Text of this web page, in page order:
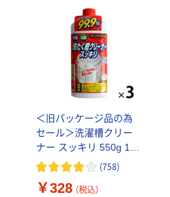
＜旧パッケージ品の為
セール＞洗濯槽クリー
ナー スッキリ 550g 1セ
ット（3個）
(758)
￥328 （税込）